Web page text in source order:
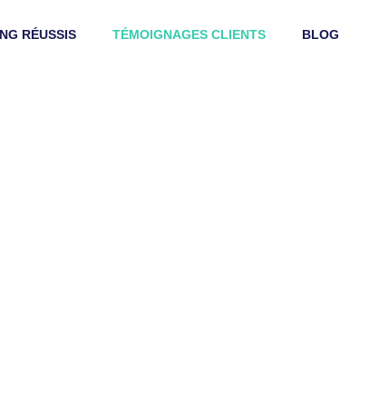
RÉUSSIS TÉMOIGNAGES CLIENTS BLOG